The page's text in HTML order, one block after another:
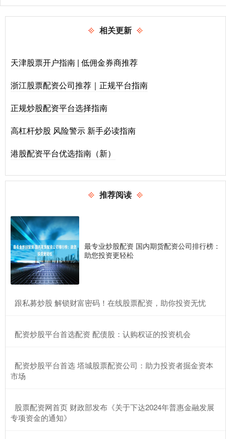
相关更新
天津股票开户指南 | 低佣金券商推荐
浙江股票配资公司推荐｜正规平台指南
正规炒股配资平台选择指南
高杠杆炒股 风险警示 新手必读指南
港股配资平台优选指南（新）
推荐阅读
最专业炒股配资 国内期货配资公司排行榜：
助您投资更轻松
​跟私募炒股 解锁财富密码！在线股票配资，助你投资无忧
​配资炒股平台首选配资 配债股：认购权证的投资机会
​配资炒股平台首选 塔城股票配资公司：助力投资者掘金资本
市场
​股票配资网首页 财政部发布《关于下达2024年普惠金融发展
专项资金的通知》